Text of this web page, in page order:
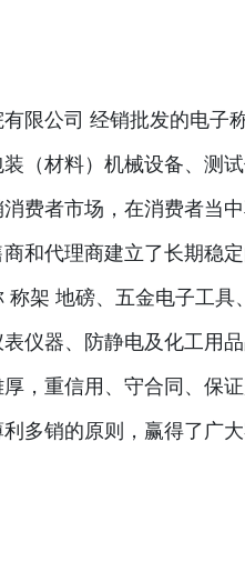
限公司 经销批发的电子
（材料）机械设备、测试
费者市场，在消费者当
和代理商建立了长期稳
称架 地磅、五金电子工具
仪器、防静电及化工用品
，重信用、守合同、保证
多销的原则，赢得了广